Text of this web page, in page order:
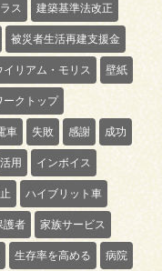
ス 建築基準法改正
被災者生活再建支援金
イリアム・モリス 壁紙
ークトップ
車 失敗 感謝 成功
活用 インボイス
ハイブリット車
護者 家族サービス
生存率を高める 病院